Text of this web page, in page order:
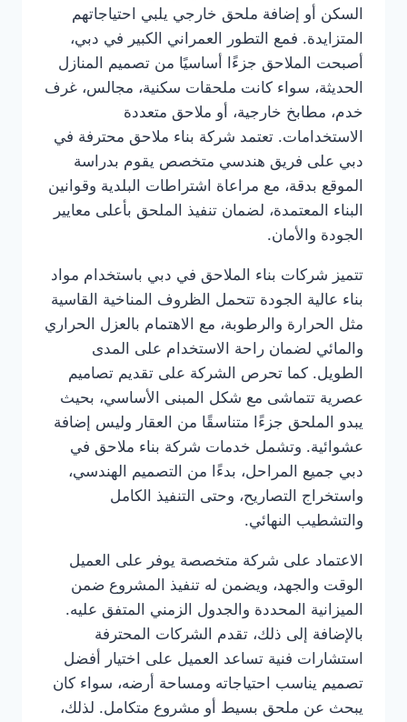
السكن أو إضافة ملحق خارجي يلبي احتياجاتهم
المتزايدة. فمع التطور العمراني الكبير في دبي،
أصبحت الملاحق جزءًا أساسيًا من تصميم المنازل
الحديثة، سواء كانت ملحقات سكنية، مجالس، غرف
خدم، مطابخ خارجية، أو ملاحق متعددة
الاستخدامات. تعتمد شركة بناء ملاحق محترفة في
دبي على فريق هندسي متخصص يقوم بدراسة
الموقع بدقة، مع مراعاة اشتراطات البلدية وقوانين
البناء المعتمدة، لضمان تنفيذ الملحق بأعلى معايير
الجودة والأمان.
تتميز شركات بناء الملاحق في دبي باستخدام مواد
بناء عالية الجودة تتحمل الظروف المناخية القاسية
مثل الحرارة والرطوبة، مع الاهتمام بالعزل الحراري
والمائي لضمان راحة الاستخدام على المدى
الطويل. كما تحرص الشركة على تقديم تصاميم
عصرية تتماشى مع شكل المبنى الأساسي، بحيث
يبدو الملحق جزءًا متناسقًا من العقار وليس إضافة
عشوائية. وتشمل خدمات شركة بناء ملاحق في
دبي جميع المراحل، بدءًا من التصميم الهندسي،
واستخراج التصاريح، وحتى التنفيذ الكامل
والتشطيب النهائي.
الاعتماد على شركة متخصصة يوفر على العميل
الوقت والجهد، ويضمن له تنفيذ المشروع ضمن
الميزانية المحددة والجدول الزمني المتفق عليه.
بالإضافة إلى ذلك، تقدم الشركات المحترفة
استشارات فنية تساعد العميل على اختيار أفضل
تصميم يناسب احتياجاته ومساحة أرضه، سواء كان
يبحث عن ملحق بسيط أو مشروع متكامل. لذلك،